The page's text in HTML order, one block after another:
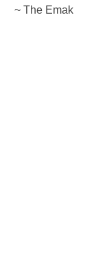
~ The Emak